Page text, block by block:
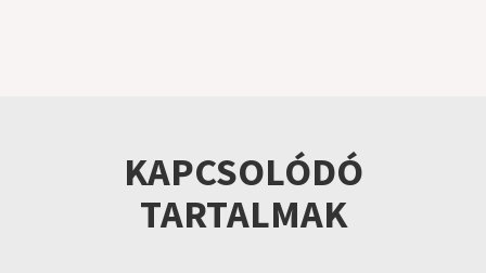
KAPCSOLÓDÓ
TARTALMAK